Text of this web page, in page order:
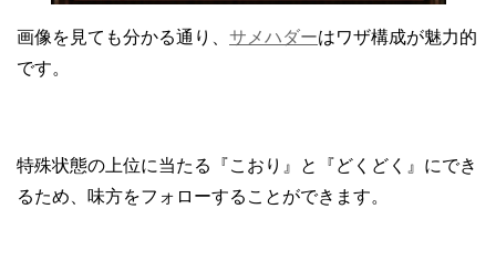
画像を見ても分かる通り、 サメハダーはワザ構成が魅力的
です。
特殊状態の上位に当たる『こおり』と『どくどく』にでき
るため、味方をフォローすることができます。